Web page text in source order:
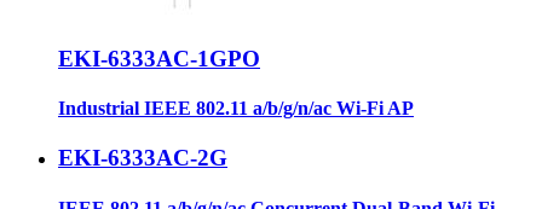
EKI-6333AC-1GPO
Industrial IEEE 802.11 a/b/g/n/ac Wi-Fi AP
EKI-6333AC-2G